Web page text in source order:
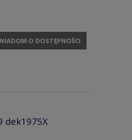
O DOSTĘPNOŚCI
dek1975X